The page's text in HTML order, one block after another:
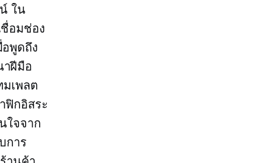
ใน
อมช่อง
อพูดถึง
ฝีมือ
เพลต
ฟิกอิสระ
ใจจาก
การ